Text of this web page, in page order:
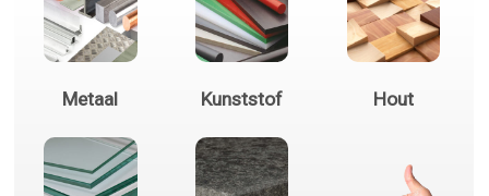
Metaal Kunststof Hout